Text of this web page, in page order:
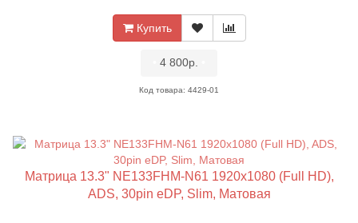
Купить
4 800р.
Код товара: 4429-01
Матрица 13.3" NE133FHM-N61 1920x1080 (Full HD),
ADS, 30pin eDP, Slim, Матовая